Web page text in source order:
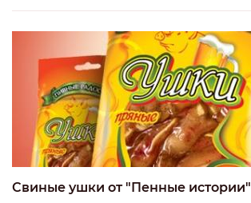
Свиные ушки от "Пенные истории"